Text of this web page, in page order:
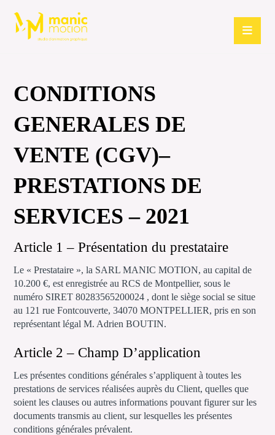
CONDITIONS
GENERALES DE
VENTE (CGV)–
PRESTATIONS DE
SERVICES – 2021
Article 1 – Présentation du prestataire
Le « Prestataire », la SARL MANIC MOTION, au capital de
10.200 €, est enregistrée au RCS de Montpellier, sous le
numéro SIRET 80283565200024 , dont le siège social se situe
au 121 rue Fontcouverte, 34070 MONTPELLIER, pris en son
représentant légal M. Adrien BOUTIN.
Article 2 – Champ D’application
Les présentes conditions générales s’appliquent à toutes les
prestations de services réalisées auprès du Client, quelles que
soient les clauses ou autres informations pouvant figurer sur les
documents transmis au client, sur lesquelles les présentes
conditions générales prévalent.